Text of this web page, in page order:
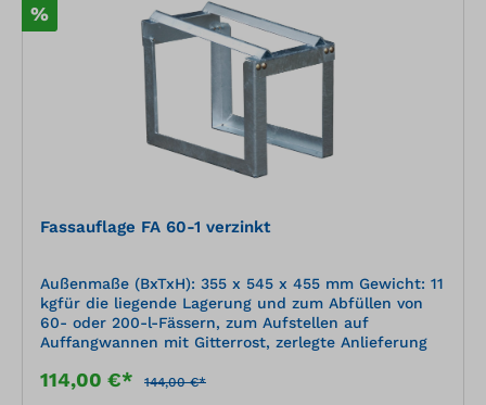
%
Fassauflage FA 60-1 verzinkt
Außenmaße (BxTxH): 355 x 545 x 455 mm Gewicht: 11
kgfür die liegende Lagerung und zum Abfüllen von
60- oder 200-l-Fässern, zum Aufstellen auf
Auffangwannen mit Gitterrost, zerlegte Anlieferung
114,00 €* 144,00 €*